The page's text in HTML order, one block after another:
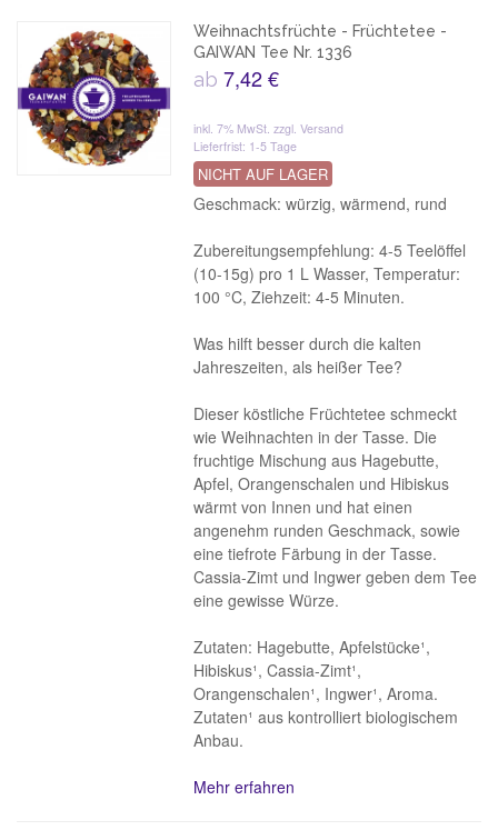
Weihnachtsfrüchte - Früchtetee -
GAIWAN Tee Nr. 1336
ab7,42 €
inkl. 7% MwSt.zzgl. Versand
Lieferfrist: 1-5 Tage
NICHT AUF LAGER
Geschmack: würzig, wärmend, rund
Zubereitungsempfehlung: 4-5 Teelöffel
(10-15g) pro 1 L Wasser, Temperatur:
100 °C, Ziehzeit: 4-5 Minuten.
Was hilft besser durch die kalten
Jahreszeiten, als heißer Tee?
Dieser köstliche Früchtetee schmeckt
wie Weihnachten in der Tasse. Die
fruchtige Mischung aus Hagebutte,
Apfel, Orangenschalen und Hibiskus
wärmt von Innen und hat einen
angenehm runden Geschmack, sowie
eine tiefrote Färbung in der Tasse.
Cassia-Zimt und Ingwer geben dem Tee
eine gewisse Würze.
Zutaten: Hagebutte, Apfelstücke¹,
Hibiskus¹, Cassia-Zimt¹,
Orangenschalen¹, Ingwer¹, Aroma.
Zutaten¹ aus kontrolliert biologischem
Anbau.
Mehr erfahren